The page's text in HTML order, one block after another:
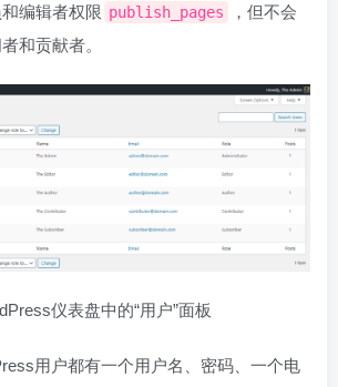
编辑者权限 publish_pages
，但不会
和贡献者。
仪表盘中的“用户”面板
用户都有一个用户名、密码、一个电